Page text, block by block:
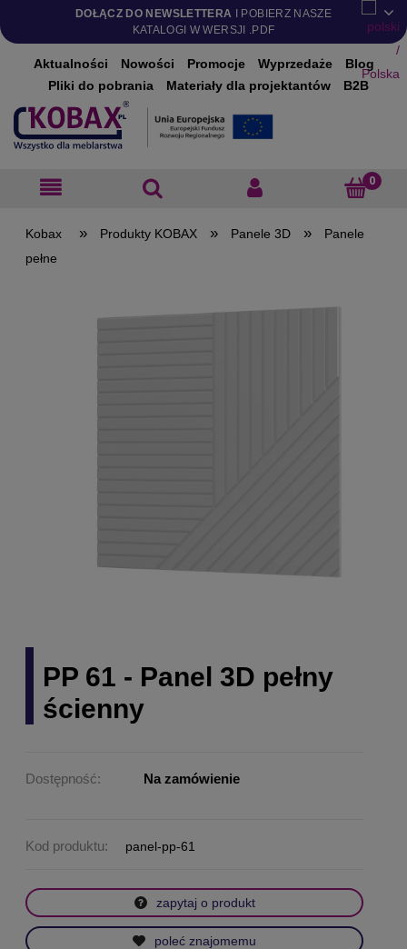
DOŁĄCZ DO NEWSLETTERA I POBIERZ NASZE
KATALOGI W WERSJI .PDF
Aktualności Nowości Promocje Wyprzedaże
Blog
Pliki do pobrania
Materiały dla projektantów B2B
» Produkty KOBAX » Panele 3D »
Panele
pełne
PP 61 - Panel 3D pełny
ścienny
Dostępność: Na zamówienie
Kod produktu: panel-pp-61
zapytaj o produkt
poleć znajomemu